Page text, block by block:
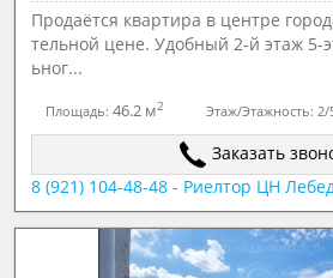
Продаётся квартира в центре
тельной цене. Удобный 2-й этаж 5-
ьног...
Площадь:46.2 м2 Этаж/Этажность: 2/
Заказать
8 (921) 104-48-48 - Риелтор ЦН